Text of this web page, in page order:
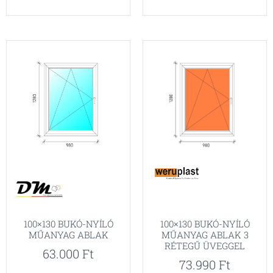
100×130 BUKÓ-NYÍLÓ
MŰANYAG ABLAK
63.000 Ft
100×130 BUKÓ-NYÍLÓ
MŰANYAG ABLAK 3
RÉTEGŰ ÜVEGGEL
73.990 Ft